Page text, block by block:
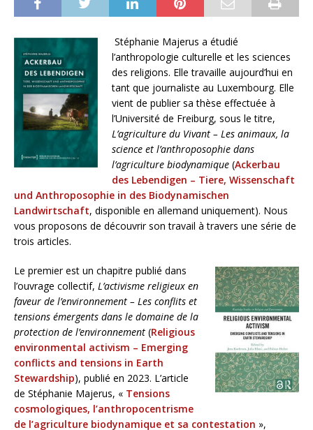
Stéphanie Majerus a étudié
l’anthropologie culturelle et les sciences
des religions. Elle travaille aujourd’hui en
tant que journaliste au Luxembourg. Elle
vient de publier sa thèse effectuée à
l’Université de Freiburg, sous le titre,
L’agriculture du Vivant – Les animaux, la
science et l’anthroposophie dans
l’agriculture biodynamique (Ackerbau
des Lebendigen – Tiere, Wissenschaft
und Anthroposophie in des Biodynamischen
Landwirtschaft, disponible en allemand uniquement). Nous
vous proposons de découvrir son travail à travers une série de
trois articles.
Le premier est un chapitre publié dans
l’ouvrage collectif, L’activisme religieux en
faveur de l’environnement – Les conflits et
tensions émergents dans le domaine de la
protection de l’environnement (Religious
environmental activism – Emerging
conflicts and tensions in Earth
Stewardship), publié en 2023. L’article
de Stéphanie Majerus, « Tensions
cosmologiques, l’anthropocentrisme
de l’agriculture biodynamique et sa contestation »,